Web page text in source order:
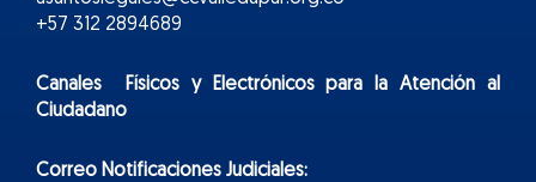
+57 312 2894689
Canales Físicos yElectrónicospara la Atención al
Ciudadano
Correo Notificaciones Judiciales: